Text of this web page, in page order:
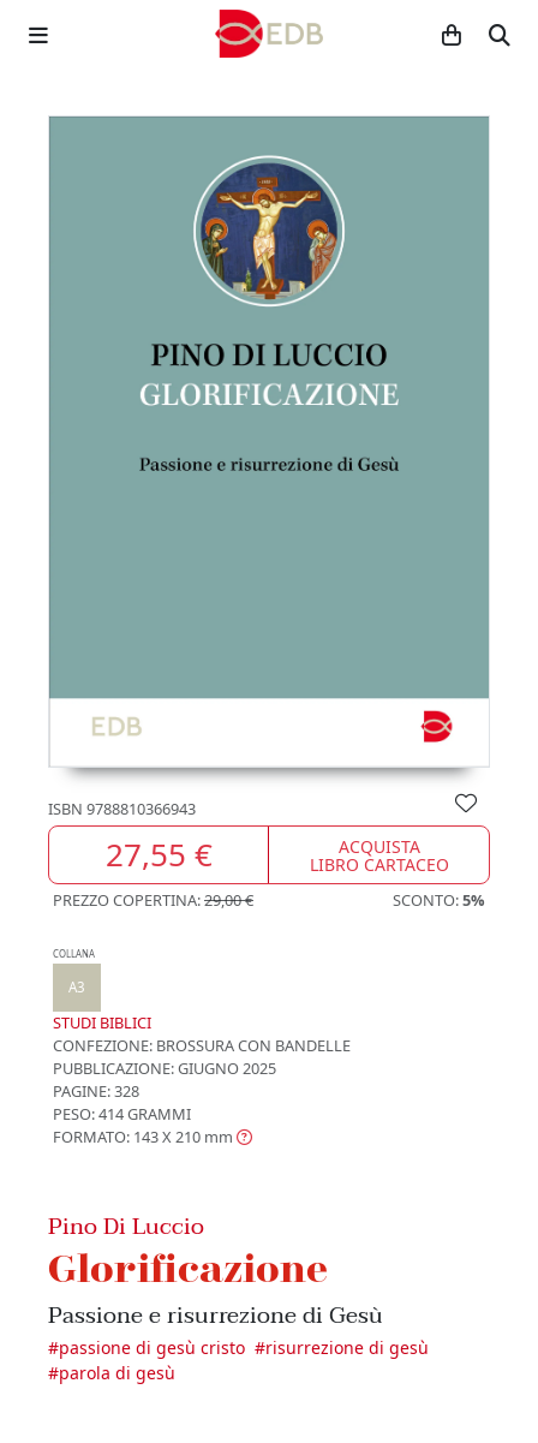
ISBN 9788810366943
27,55 € ACQUISTA
LIBRO CARTACEO
PREZZO COPERTINA:29,00 € SCONTO:5%
COLLANA
A3
STUDI BIBLICI
CONFEZIONE: BROSSURA CON BANDELLE
PUBBLICAZIONE:GIUGNO 2025
PAGINE: 328
PESO: 414 GRAMMI
FORMATO: 143 X 210 mm
Pino Di Luccio
Glorificazione
Passione e risurrezione di Gesù
#passione di gesù cristo #risurrezione di gesù
#parola di gesù